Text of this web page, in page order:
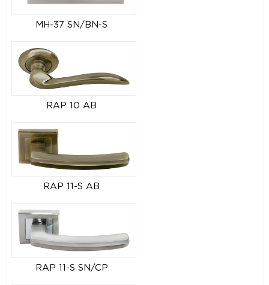
MH-37 SN/BN-S
RAP 10 AB
RAP 11-S AB
RAP 11-S SN/CP